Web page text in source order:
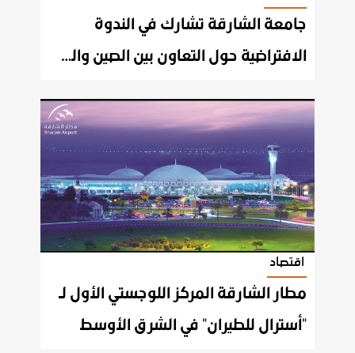
جامعة الشارقة تشارك في الندوة
الافتراضية حول التعاون بين الصين والشرق الوسط
اقتصاد
مطار الشارقة المركز اللوجستي الأول لـ
"أسترال للطيران" في الشرق الأوسط